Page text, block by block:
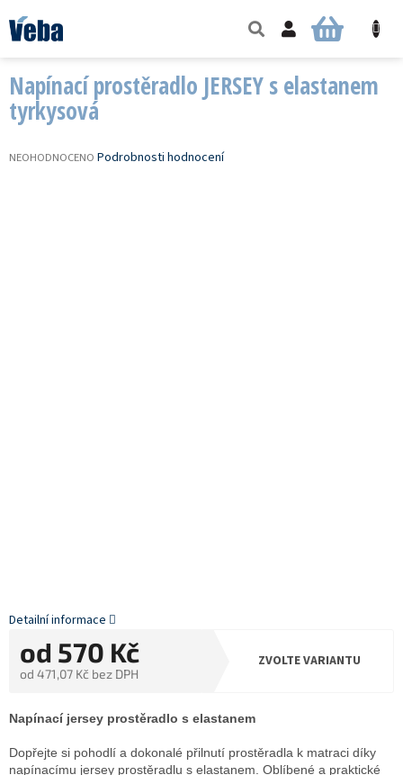
na
obsah
NÁKUPNÍ
Napínací prostěradlo JERSEY s elastanem
tyrkysová
PRŮMĚRNÉ
NEOHODNOCENO Podrobnosti hodnocení
od 570 Kč
od 471,07 Kč bez DPH
cena:
ZVOLTE VARIANTU
Napínací jersey prostěradlo s elastanem
Dopřejte si pohodlí a dokonalé přilnutí prostěradla k matraci díky
napínacímu jersey prostěradlu s elastanem. Oblíbené a praktické
Detailní informace